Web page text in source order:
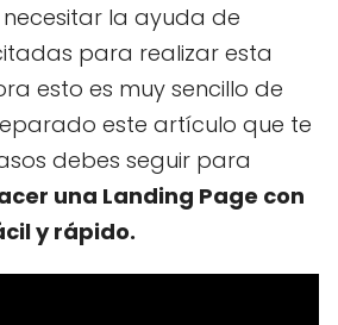
la ayuda de
para realizar esta
esto es muy sencillo de
este artículo que te
debes seguir para
una Landing Page con
y rápido.